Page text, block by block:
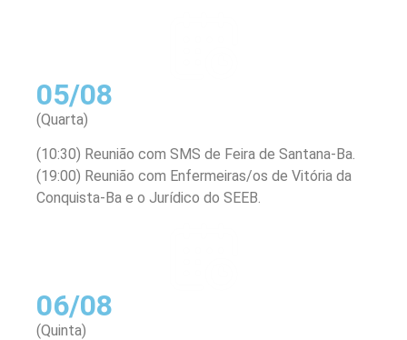
05/08
(Quarta)
(10:30) Reunião com SMS de Feira de Santana-Ba.
(19:00) Reunião com Enfermeiras/os de Vitória da
Conquista-Ba e o Jurídico do SEEB.
06/08
(Quinta)